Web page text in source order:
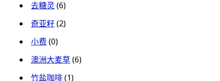
去糖灵(6)
奇亚籽(2)
小费 (0)
澳洲大麦草(6)
竹盐咖啡(1)